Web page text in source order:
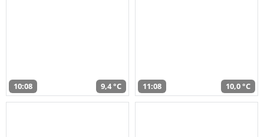
10:08 9,4 °C 11:08 10,0 °C